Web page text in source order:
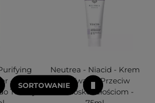
- Tonik
Twarzy
Neutrea - Niacid - Krem
do Twarzy Przeciw
Niedoskonałościom -
SORTOWANIE